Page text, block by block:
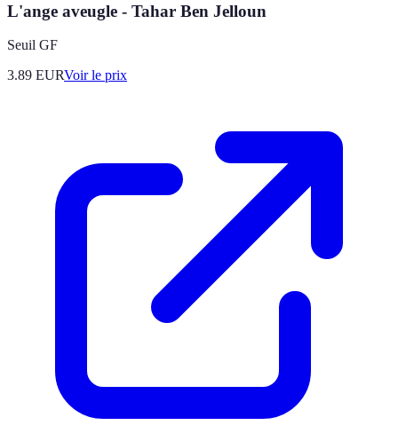
L'ange aveugle - Tahar Ben Jelloun
Seuil GF
3.89 EURVoir le prix